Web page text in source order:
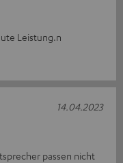
Leistung.n
passen nicht
14.04.2023